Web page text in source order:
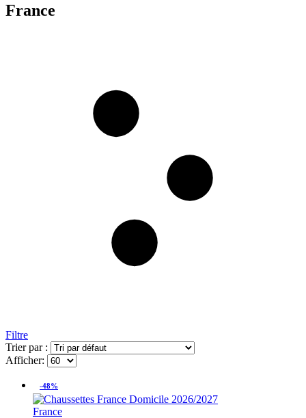
France
Filtre
Trier par :
Afficher:
-48%
France